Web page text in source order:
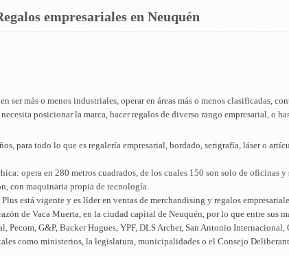
empresariales en Neuquén
ser más o menos industriales, operar en áreas más o menos clasificadas,
necesita posicionar la marca, hacer regalos de diverso rango empresarial, o
para todo lo que es regalería empresarial, bordado, serigrafía, láser o
opera en 280 metros cuadrados, de los cuales 150 son solo de oficinas
con maquinaria propia de tecnología.
está vigente y es líder en ventas de merchandising y regalos
de Vaca Muerta, en la ciudad capital de Neuquén, por lo que entre sus
Pecom, G&P, Backer Hugues, YPF, DLS Archer, San Antonio
como ministerios, la legislatura, municipalidades o el Consejo